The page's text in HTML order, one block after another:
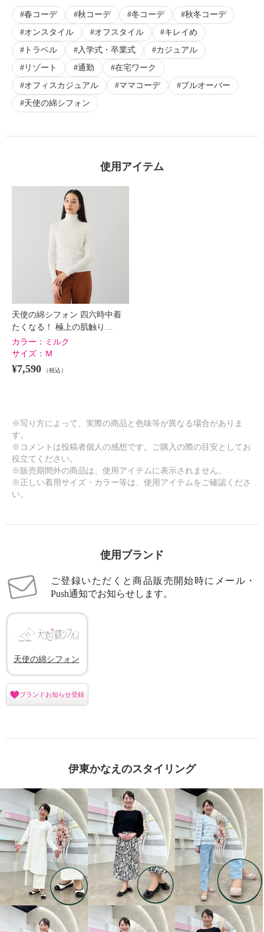
春コーデ 秋コーデ 冬コーデ
秋冬コーデ
オンスタイル
オフスタイル
キレイめ
トラベル
入学式・卒業式
カジュアル
リゾート
通勤
在宅ワーク
オフィスカジュアル
ママコーデ
プルオーバー
天使の綿シフォン
使用アイテム
天使の綿シフォン 四六時中着
たくなる！ 極上の肌触り…
カラー： ミルク
サイズ： Ｍ
¥7,590 （税込）
※写り方によって、実際の商品と色味等が異なる場合がありま
す。
※コメントは投稿者個人の感想です。ご購入の際の目安としてお
役立てください。
※販売期間外の商品は、使用アイテムに表示されません。
※正しい着用サイズ・カラー等は、使用アイテムをご確認くださ
い。
使用ブランド
ご登録いただくと商品販売開始時にメール・
Push通知でお知らせします。
天使の綿シフォン
ブランドお知らせ登録
伊東かなえのスタイリング